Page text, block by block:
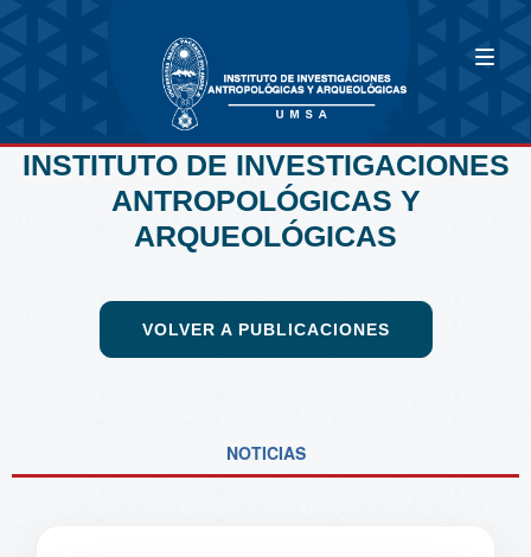
INSTITUTO DE INVESTIGACIONES
ANTROPOLÓGICAS Y
ARQUEOLÓGICAS
VOLVER A PUBLICACIONES
NOTICIAS